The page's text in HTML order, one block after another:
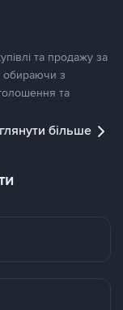
та продажу за
обираючи з
та
більше